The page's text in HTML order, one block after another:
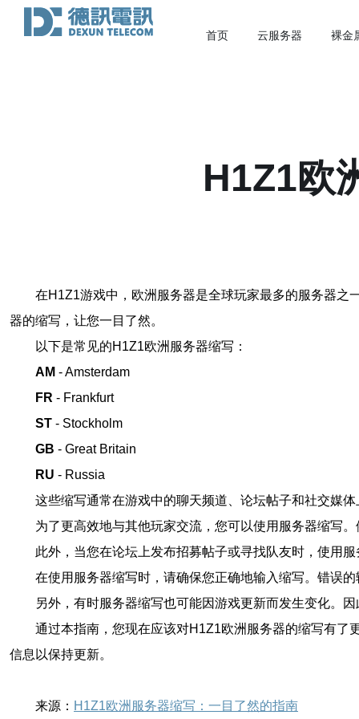
首页 云服务器 裸金
H1Z1欧
在H1Z1游戏中，欧洲服务器是全球玩家最多的服务器之
器的缩写，让您一目了然。
以下是常见的H1Z1欧洲服务器缩写：
AM - Amsterdam
FR - Frankfurt
ST - Stockholm
GB - Great Britain
RU - Russia
这些缩写通常在游戏中的聊天频道、论坛帖子和社交媒体
为了更高效地与其他玩家交流，您可以使用服务器缩写
此外，当您在论坛上发布招募帖子或寻找队友时，使用
在使用服务器缩写时，请确保您正确地输入缩写。错误
另外，有时服务器缩写也可能因游戏更新而发生变化。
通过本指南，您现在应该对H1Z1欧洲服务器的缩写有了
信息以保持更新。
来源： H1Z1欧洲服务器缩写：一目了然的指南